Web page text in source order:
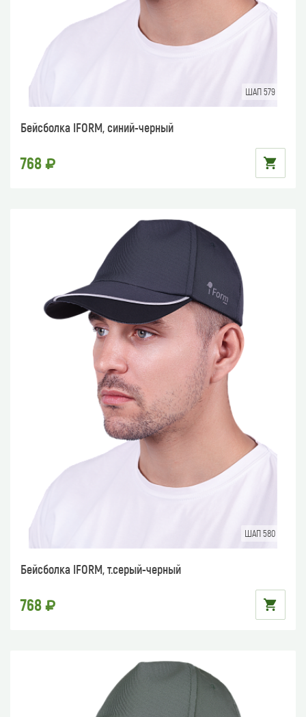
ШАП 579
Бейсболка IFORM, синий-черный
768
ШАП 580
Бейсболка IFORM, т.серый-черный
768